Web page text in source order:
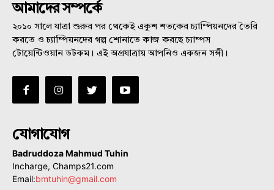
আমাদের সম্পর্কে
২০১০ সালে যাত্রা শুরুর পর থেকেই একুশ শতকের চ্যাম্পিয়নদের তৈরি
করতে ও চ্যাম্পিয়নদের গল্প শোনাতে কাজ করছে চ্যাম্পস
টোয়েন্টিওয়ান ডটকম। এই অগ্রযাত্রায় আপনিও একজন সঙ্গী।
যোগাযোগ
Badruddoza Mahmud Tuhin
Incharge, Champs21.com
Email:bmtuhin@gmail.com